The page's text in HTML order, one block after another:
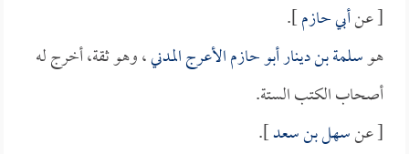
[ عنأبي حازم].
هوسلمة بن دينار أبو حازم الأعرج المدني، وهو ثقة، أخرج له
أصحاب الكتب الستة.
[ عنسهل بن سعد].